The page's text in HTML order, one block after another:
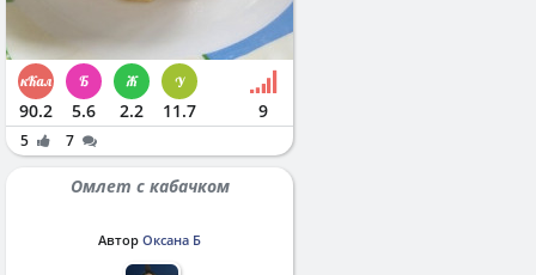
90.2 5.6 2.2 11.7 9
5 7
Омлет с кабачком
Автор Оксана Б